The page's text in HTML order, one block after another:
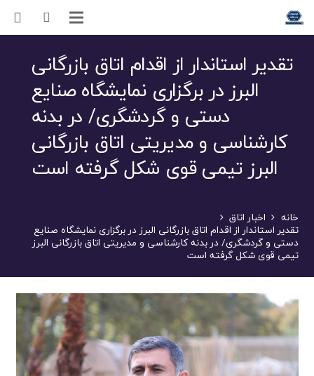
تقدیر استاندار از اقدام اتاق بازرگانی
البرز در برگزاری نمایشگاه صنایع
دستی و گردشگری/ در بدنه
کارشناسی و مدیریتی اتاق بازرگانی
البرز تیمی قوی شکل گرفته است
خانه اخبار اتاق
تقدیر استاندار از اقدام اتاق بازرگانی البرز در برگزاری نمایشگاه صنایع
دستی و گردشگری/ در بدنه کارشناسی و مدیریتی اتاق بازرگانی البرز
تیمی قوی شکل گرفته است